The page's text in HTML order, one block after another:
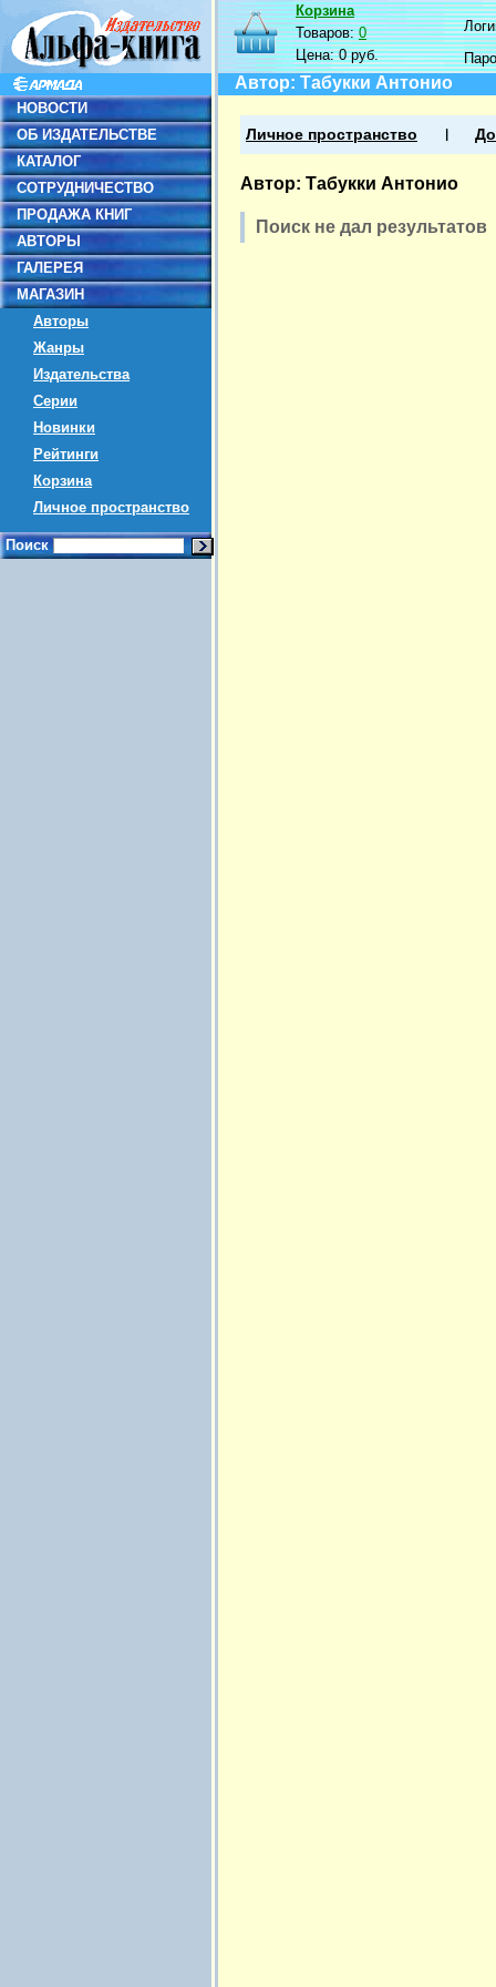
НОВОСТИ
ОБ ИЗДАТЕЛЬСТВЕ
КАТАЛОГ
СОТРУДНИЧЕСТВО
ПРОДАЖА КНИГ
АВТОРЫ
ГАЛЕРЕЯ
МАГАЗИН
Авторы
Жанры
Издательства
Серии
Новинки
Рейтинги
Корзина
Личное пространство
Поиск
Корзина
Товаров:0
Цена:0 руб.
Автор: Табукки Антонио
Личное пространство
Автор: Табукки Антонио
Поиск не дал результатов